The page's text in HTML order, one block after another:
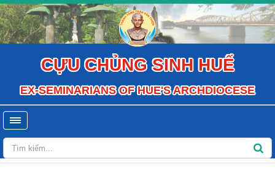
CỰU CHỦNG SINH HUẾ
EX-SEMINARIANS OF HUE'S ARCHDIOCESE